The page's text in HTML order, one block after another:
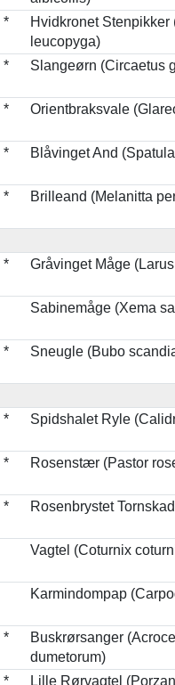
*
Hvidkronet Stenpikker
leucopyga)
* Slangeørn (Circaetus
* Orientbraksvale
* Blåvinget And
* Brilleand (Melanitta
* Gråvinget Måge
Sabinemåge (Xema
* Sneugle (Bubo
* Spidshalet Ryle
* Rosenstær (Pastor
* Rosenbrystet
Vagtel (Coturnix
Karmindompap
*
Buskrørsanger
dumetorum)
* Lille Rørvagtel